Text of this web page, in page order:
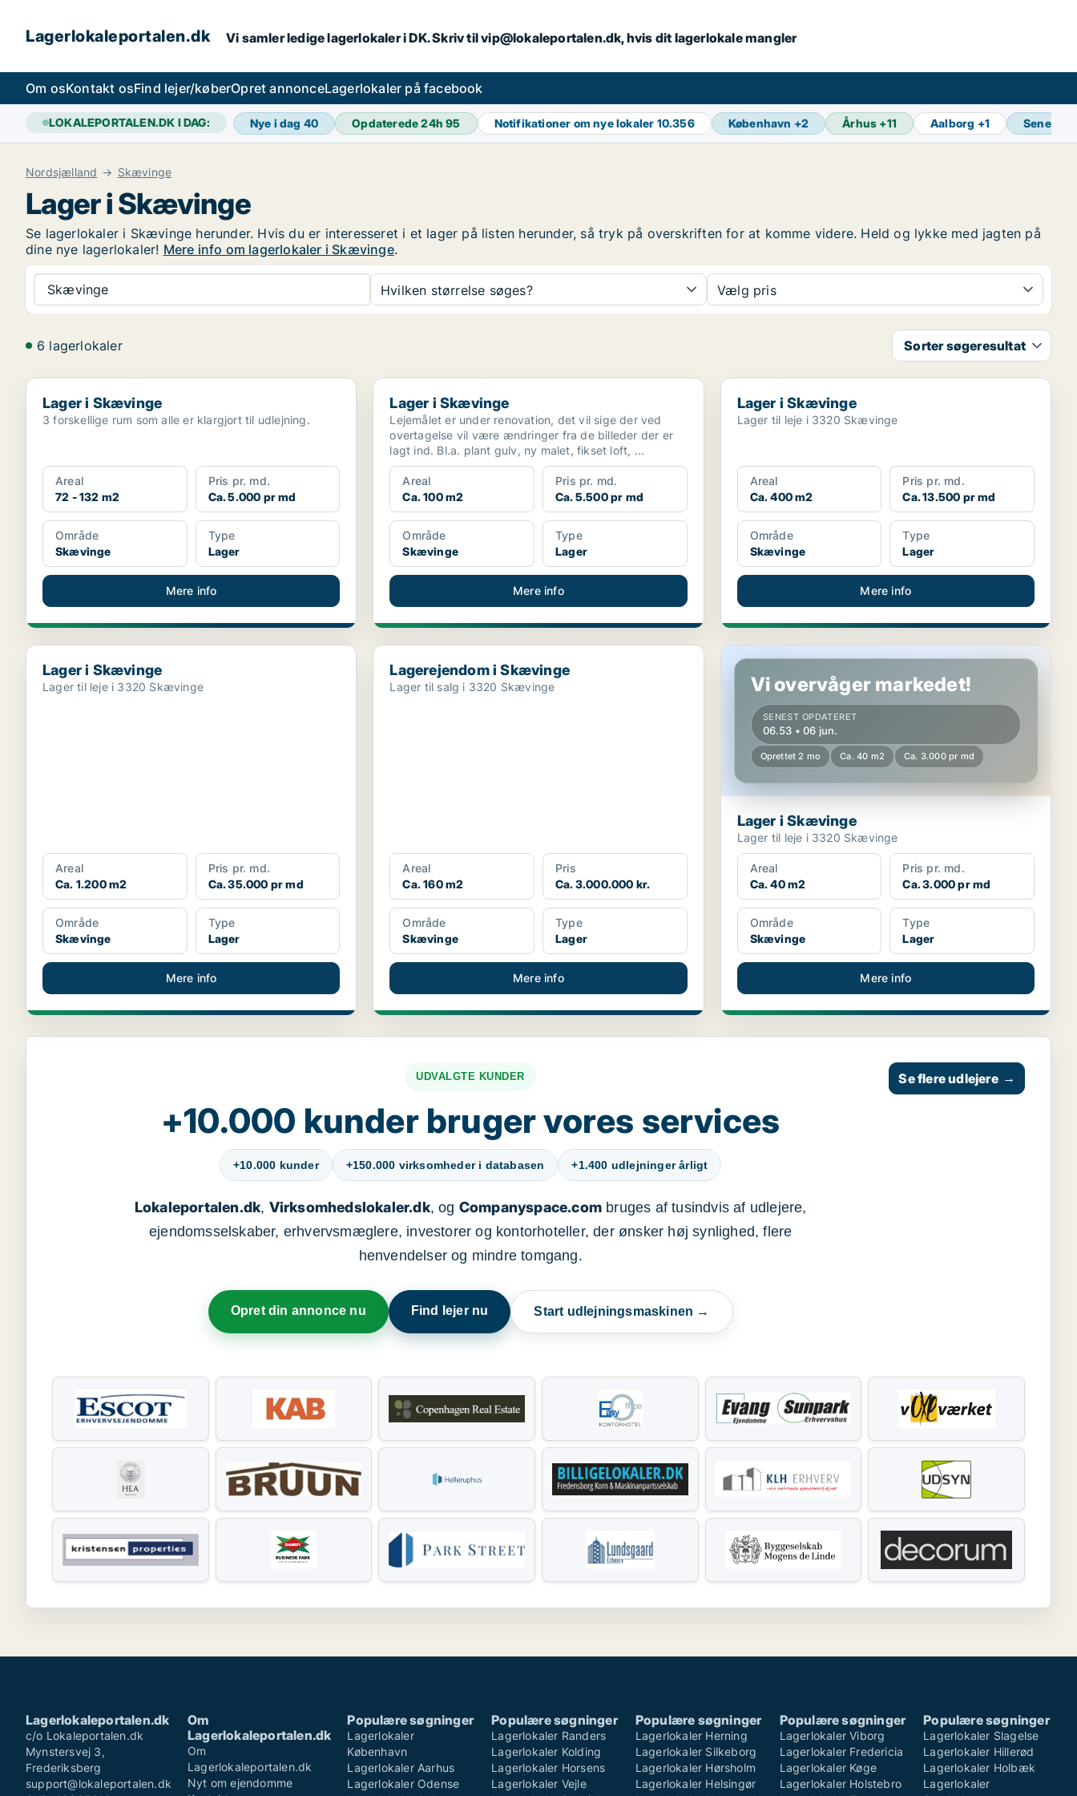
Lagerlokaleportalen.dk Vi samler ledige lagerlokaler i DK. Skriv til vip@lokaleportalen.dk, hvis dit lagerlokale mangler
Om osKontakt osFind lejer/køberOpret annonceLagerlokaler på facebook
LOKALEPORTALEN.DK I DAG: Nye i dag 40 Opdaterede 24h95 Notifikationer om nye lokaler 10.356 København +2 Århus +11 Aalborg +1 Seneste
Nordsjælland Skævinge
Lager i Skævinge
Se lagerlokaler i Skævinge herunder. Hvis du er interesseret i et lager på listen herunder, så tryk på overskriften for at komme videre. Held og lykke med jagten på
dine nye lagerlokaler! Mere info om lagerlokaler i Skævinge.
Skævinge Hvilken størrelse søges? Vælg pris
6 lagerlokaler Sorter søgeresultat
Lager i Skævinge
Lager i Skævinge
3 forskellige rum som alle er klargjort til udlejning.
Areal
72 - 132 m2
Pris pr. md.
Ca. 5.000 pr md
Område
Skævinge
Type
Lager
Mere info
Lager i Skævinge
Lager i Skævinge
Lejemålet er under renovation, det vil sige der ved
overtagelse vil være ændringer fra de billeder der er
lagt ind. Bl.a. plant gulv, ny malet, fikset loft, ...
Areal
Ca. 100 m2
Pris pr. md.
Ca. 5.500 pr md
Område
Skævinge
Type
Lager
Mere info
Lager i Skævinge
Lager i Skævinge
Lager til leje i 3320 Skævinge
Areal
Ca. 400 m2
Pris pr. md.
Ca. 13.500 pr md
Område
Skævinge
Type
Lager
Mere info
Lager i Skævinge
Lager i Skævinge
Lager til leje i 3320 Skævinge
Areal
Ca. 1.200 m2
Pris pr. md.
Ca. 35.000 pr md
Område
Skævinge
Type
Lager
Mere info
Lagerejendom i Skævinge
Lagerejendom i Skævinge
Lager til salg i 3320 Skævinge
Areal
Ca. 160 m2
Pris
Ca. 3.000.000 kr.
Område
Skævinge
Type
Lager
Mere info
Lager i Skævinge
Vi overvåger markedet!
SENEST OPDATERET
06.53 • 06 jun.
Oprettet 2 mo Ca. 40 m2 Ca. 3.000 pr md
Lager i Skævinge
Lager til leje i 3320 Skævinge
Areal
Ca. 40 m2
Pris pr. md.
Ca. 3.000 pr md
Område
Skævinge
Type
Lager
Mere info
UDVALGTE KUNDER
+10.000 kunder bruger vores services
+10.000 kunder +150.000 virksomheder i databasen +1.400 udlejninger årligt
Lokaleportalen.dk, Virksomhedslokaler.dk, og Companyspace.combruges af tusindvis af udlejere,
ejendomsselskaber, erhvervsmæglere, investorer og kontorhoteller, der ønsker høj synlighed, flere
henvendelser og mindre tomgang.
Opret din annonce nu Find lejer nu Start udlejningsmaskinen →
Se flere udlejere →
Lagerlokaleportalen.dk
c/o Lokaleportalen.dk
Mynstersvej 3,
Frederiksberg
support@lokaleportalen.dk
Om
Lagerlokaleportalen.dk
Om
Lagerlokaleportalen.dk
Nyt om ejendomme
Populære søgninger
Lagerlokaler
København
Lagerlokaler Aarhus
Lagerlokaler Odense
Populære søgninger
Lagerlokaler Randers
Lagerlokaler Kolding
Lagerlokaler Horsens
Lagerlokaler Vejle
Populære søgninger
Lagerlokaler Herning
Lagerlokaler Silkeborg
Lagerlokaler Hørsholm
Lagerlokaler Helsingør
Populære søgninger
Lagerlokaler Viborg
Lagerlokaler Fredericia
Lagerlokaler Køge
Lagerlokaler Holstebro
Populære søgninger
Lagerlokaler Slagelse
Lagerlokaler Hillerød
Lagerlokaler Holbæk
Lagerlokaler